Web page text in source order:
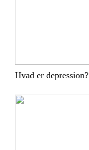
Hvad er depression?